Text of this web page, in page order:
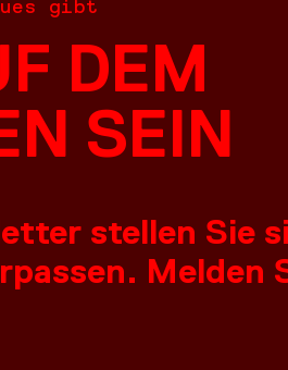
gibt
DEM
SEIN
stellen Sie
Melden